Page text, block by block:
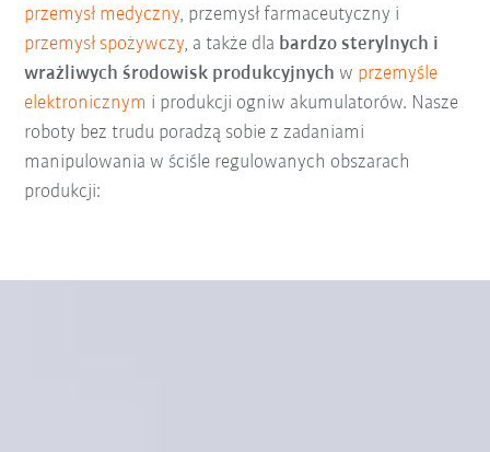
przemysł medyczny, przemysł farmaceutyczny i
przemysł spożywczy, a także dla bardzo sterylnych i
wrażliwych środowisk produkcyjnych w przemyśle
elektronicznym i produkcji ogniw akumulatorów. Nasze
roboty bez trudu poradzą sobie z zadaniami
manipulowania w ściśle regulowanych obszarach
produkcji: